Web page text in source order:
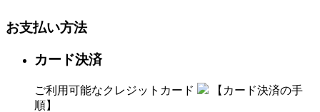
お支払い方法
カード決済
ご利用可能なクレジットカード
【カード決済の手
順】